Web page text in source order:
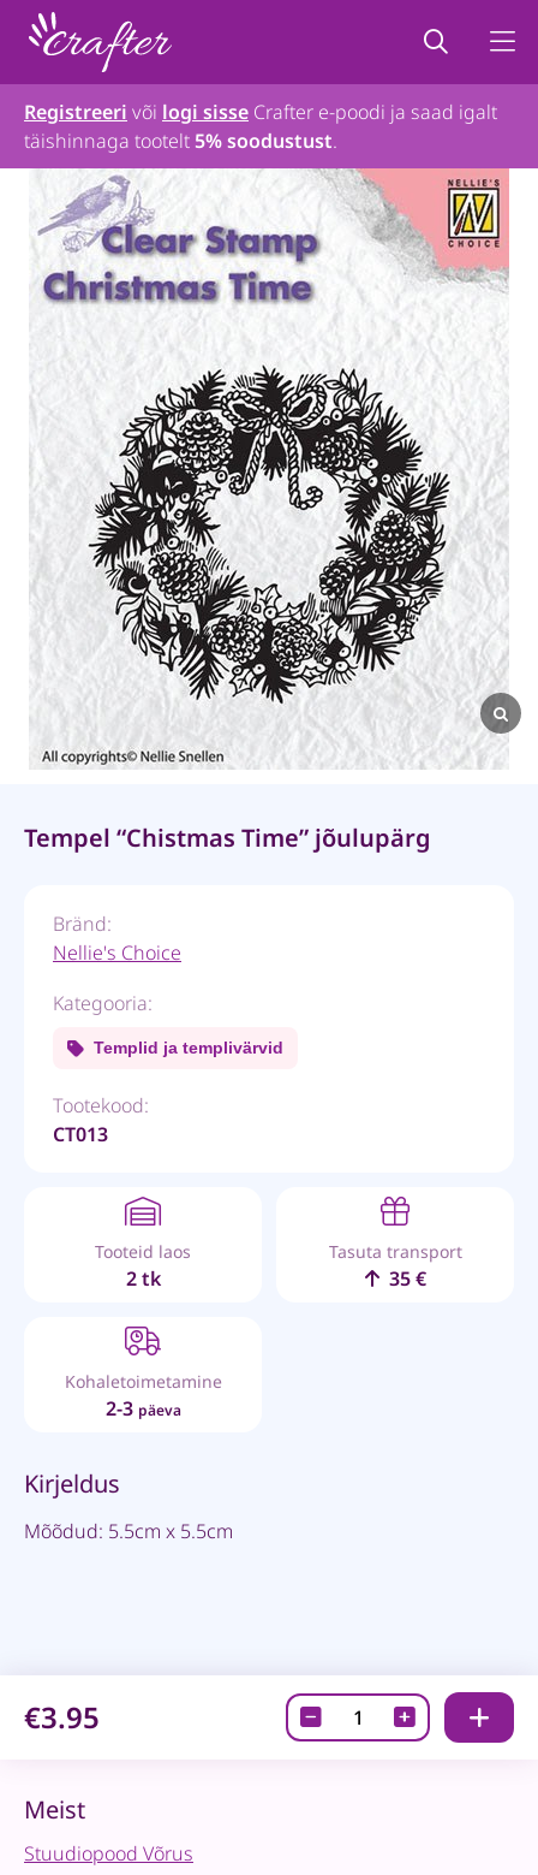
Registreeri või logi sisse Crafter e-poodi ja saad igalt
täishinnaga tootelt5% soodustust.
Tempel “Chistmas Time” jõulupärg
Bränd:
Nellie's Choice
Kategooria:
Templid ja templivärvid
Tootekood:
CT013
Tooteid laos
2 tk
Tasuta transport
35 €
Kohaletoimetamine
2-3 päeva
Kirjeldus
Mõõdud: 5.5cm x 5.5cm
€3.95
Tempel
"Chistmas
Meist
Stuudiopood Võrus